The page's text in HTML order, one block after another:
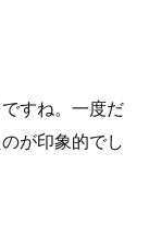
すね。一度だ
が印象的でし